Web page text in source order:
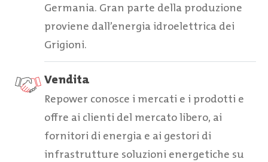
Germania. Gran parte della produzione
proviene dall’energia idroelettrica dei
Grigioni.
Vendita
Repower conosce i mercati e i prodotti e
offre ai clienti del mercato libero, ai
fornitori di energia e ai gestori di
infrastrutture soluzioni energetiche su